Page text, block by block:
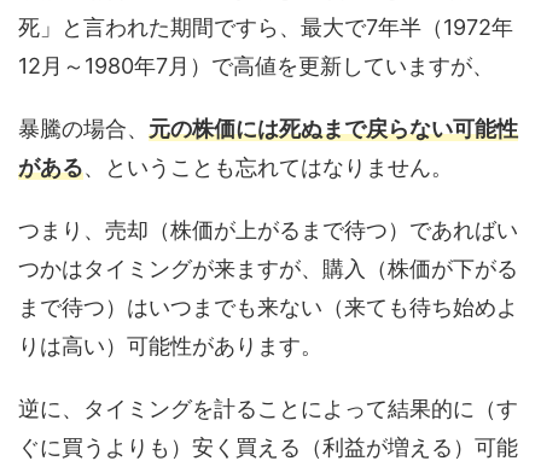
死」と言われた期間ですら、最大で7年半（1972年
12月～1980年7月）で高値を更新していますが、
暴騰の場合、 元の株価には死ぬまで戻らない可能性
がある、ということも忘れてはなりません。
つまり、売却（株価が上がるまで待つ）であればい
つかはタイミングが来ますが、購入（株価が下がる
まで待つ）はいつまでも来ない（来ても待ち始めよ
りは高い）可能性があります。
逆に、タイミングを計ることによって結果的に（す
ぐに買うよりも）安く買える（利益が増える）可能